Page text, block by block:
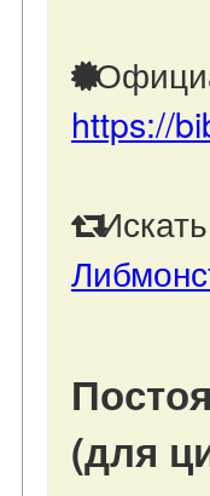
https://
(для